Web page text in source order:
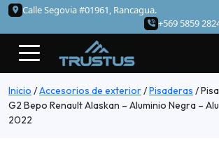
Calle Segovia #01961, Rancagua.
+569 5859
Inicio /Accesorios de exterior/Pisaderas /
G2 Bepo Renault Alaskan – Aluminio Negra –
2022